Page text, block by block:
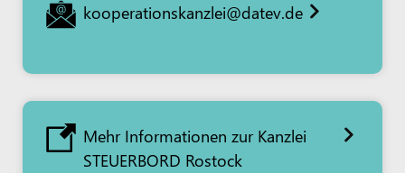
kooperationskanzlei@datev.de
Mehr Informationen zur Kanzlei
STEUERBORD Rostock